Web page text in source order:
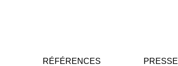
RÉFÉRENCES PRESSE